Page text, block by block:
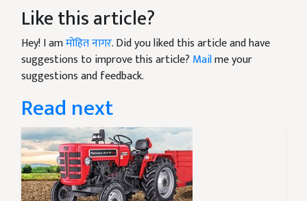
Like this article?
Hey! I amमोहित नागर. Did you liked this article and have
suggestions to improve this article? Mailme your
suggestions and feedback.
Read next